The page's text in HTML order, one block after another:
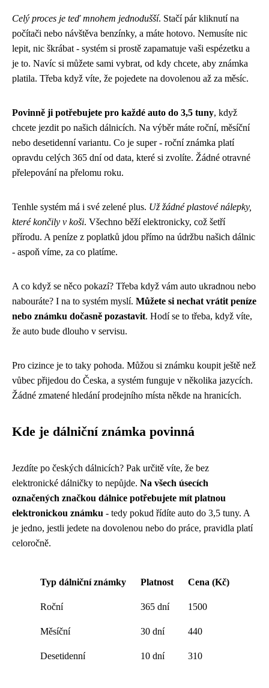
Celý proces je teď mnohem jednodušší. Stačí pár kliknutí na
počítači nebo návštěva benzínky, a máte hotovo. Nemusíte nic
lepit, nic škrábat - systém si prostě zapamatuje vaši espézetku a
je to. Navíc si můžete sami vybrat, od kdy chcete, aby známka
platila. Třeba když víte, že pojedete na dovolenou až za měsíc.
Povinně ji potřebujete pro každé auto do 3,5 tuny, když
chcete jezdit po našich dálnicích. Na výběr máte roční, měsíční
nebo desetidenní variantu. Co je super - roční známka platí
opravdu celých 365 dní od data, které si zvolíte. Žádné otravné
přelepování na přelomu roku.
Tenhle systém má i své zelené plus. Už žádné plastové nálepky,
které končily v koši. Všechno běží elektronicky, což šetří
přírodu. A peníze z poplatků jdou přímo na údržbu našich dálnic
- aspoň víme, za co platíme.
A co když se něco pokazí? Třeba když vám auto ukradnou nebo
nabouráte? I na to systém myslí. Můžete si nechat vrátit peníze
nebo známku dočasně pozastavit. Hodí se to třeba, když víte,
že auto bude dlouho v servisu.
Pro cizince je to taky pohoda. Můžou si známku koupit ještě než
vůbec přijedou do Česka, a systém funguje v několika jazycích.
Žádné zmatené hledání prodejního místa někde na hranicích.
Kde je dálniční známka povinná
Jezdíte po českých dálnicích? Pak určitě víte, že bez
elektronické dálničky to nepůjde. Na všech úsecích
označených značkou dálnice potřebujete mít platnou
elektronickou známku - tedy pokud řídíte auto do 3,5 tuny. A
je jedno, jestli jedete na dovolenou nebo do práce, pravidla platí
celoročně.
Typ dálniční známky Platnost Cena (Kč)
Roční 365 dní 1500
Měsíční 30 dní 440
Desetidenní 10 dní 310